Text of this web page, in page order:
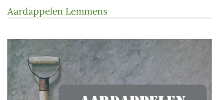
Aardappelen Lemmens